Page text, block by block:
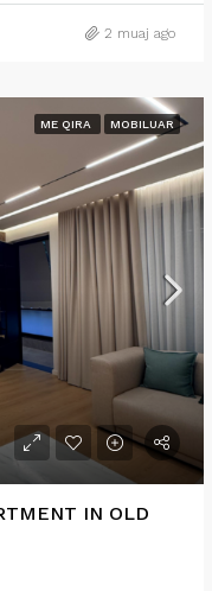
2 muaj ago
ME QIRA MOBILUAR
IN OLD